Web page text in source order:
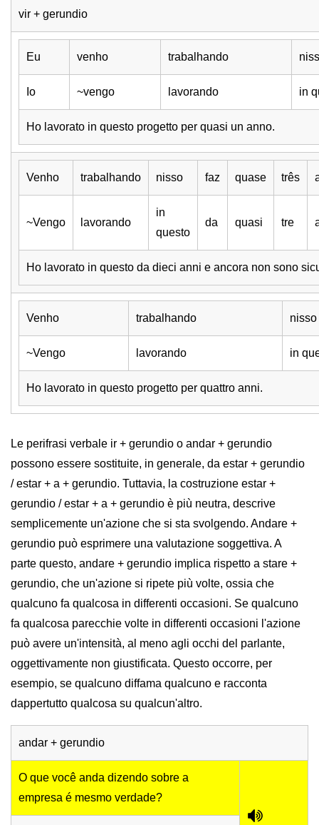
vir + gerundio
Eu venho trabalhando
Io ~vengo lavorando in
Ho lavorato in questo progetto per quasi un anno.
Venho trabalhando nisso faz quase três
~Vengo lavorando
in
questo
da quasi tre
Ho lavorato in questo da dieci anni e ancora non sono
Venho trabalhando nisso
~Vengo lavorando in
Ho lavorato in questo progetto per quattro anni.
Le perifrasi verbale ir + gerundio o andar + gerundio
possono essere sostituite, in generale, da estar + gerundio
/ estar + a + gerundio. Tuttavia, la costruzione estar +
gerundio / estar + a + gerundio è più neutra, descrive
semplicemente un'azione che si sta svolgendo. Andare +
gerundio può esprimere una valutazione soggettiva. A
parte questo, andare + gerundio implica rispetto a stare +
gerundio, che un'azione si ripete più volte, ossia che
qualcuno fa qualcosa in differenti occasioni. Se qualcuno
fa qualcosa parecchie volte in differenti occasioni l'azione
può avere un'intensità, al meno agli occhi del parlante,
oggettivamente non giustificata. Questo occorre, per
esempio, se qualcuno diffama qualcuno e racconta
dappertutto qualcosa su qualcun'altro.
andar + gerundio
O que você anda dizendo sobre a
empresa é mesmo verdade?